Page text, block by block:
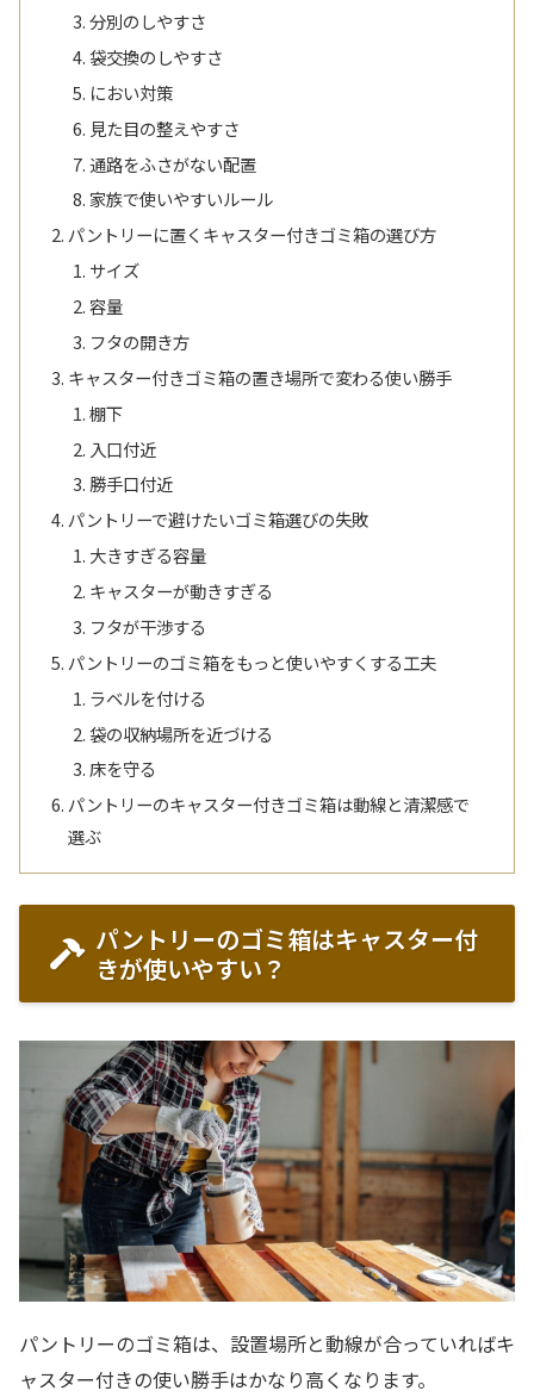
分別のしやすさ
袋交換のしやすさ
におい対策
見た目の整えやすさ
通路をふさがない配置
家族で使いやすいルール
パントリーに置くキャスター付きゴミ箱の選び方
サイズ
容量
フタの開き方
キャスター付きゴミ箱の置き場所で変わる使い勝手
棚下
入口付近
勝手口付近
パントリーで避けたいゴミ箱選びの失敗
大きすぎる容量
キャスターが動きすぎる
フタが干渉する
パントリーのゴミ箱をもっと使いやすくする工夫
ラベルを付ける
袋の収納場所を近づける
床を守る
パントリーのキャスター付きゴミ箱は動線と清潔感で
選ぶ
パントリーのゴミ箱はキャスター付
きが使いやすい？
パントリーのゴミ箱は、設置場所と動線が合っていればキ
ャスター付きの使い勝手はかなり高くなります。